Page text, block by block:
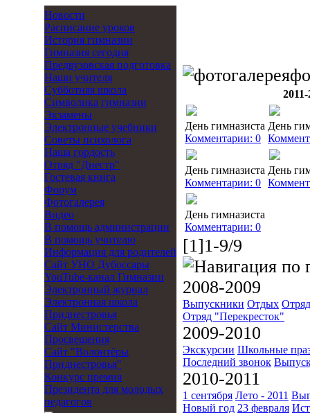
Новости
Расписание уроков
История гимназии
Гимназия сегодня
Предвузовская подготовка
Наши учителя
Субботняя школа
Символика гимназии
Экзамены
Электронные учебники
Советы психолога
Наша гордость
Отряд "Днестр"
Гостевая книга
Форум
Фотогалерея
Видео
В помощь администрации
В помощь учителю
Информация для родителей
Cайт УНО Дубоссары
YouTube-канал Гимназии
Электронный журнал
Электронная школа
Приднестровья
Сайт Министерства
Просвещения
Сайт "Волонтёры
Приднестровья"
Конкурс премия
Президента для молодых
педагогов
День гимназиста
Комментарии: 0
День
День гимназиста
Комментарии: 0
День
День гимназиста
Комментарии: 0
[1]1-9/9
2008-2009
Выпускники Отдых
Отряд "Перекресток"
2009-2010
Экскурсии Школьные
Последний звонок
2010-2011
1 сентября Лето - 2011
Новый год 23 февраля